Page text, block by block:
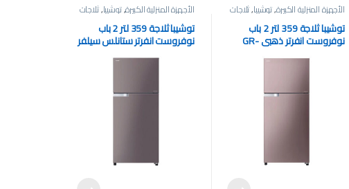
الأجهزة المنزلية الكبيرة,توشيبا,ثلاجات
توشيبا ثلاجة 359 لتر 2 باب
نوفروست انفرتر ذهبي GR-
EF46Z-N
الأجهزة المنزلية الكبيرة,توشيبا,ثلاجات
توشيبا ثلاجة 359 لتر 2 باب
نوفروست انفرتر ستانلس سيلفر
GR-EF46Z-DS